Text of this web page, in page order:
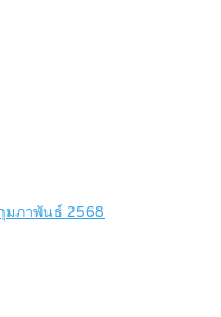
มภาพันธ์ 2568